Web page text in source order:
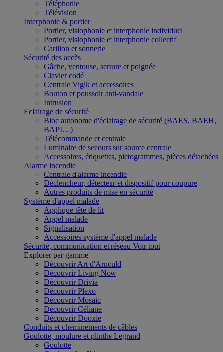
Téléphonie
Télévision
Interphonie & portier
Portier, visiophonie et interphonie individuel
Portier, visiophonie et interphonie collectif
Carillon et sonnerie
Sécurité des accès
Gâche, ventouse, serrure et poignée
Clavier codé
Centrale Vigik et accessoires
Bouton et poussoir anti-vandale
Intrusion
Eclairage de sécurité
Bloc autonome d'éclairage de sécurité (BAES, BAEH,
BAPI…)
Télécommande et centrale
Luminaire de secours sur source centrale
Accessoires, étiquettes, pictogrammes, pièces détachées
Alarme incendie
Centrale d'alarme incendie
Déclencheur, détecteur et dispositif pour coupure
Autres produits de mise en sécurité
Système d'appel malade
Applique tête de lit
Appel malade
Signalisation
Accessoires système d'appel malade
Sécurité, communication et réseau Voir tout
Explorer par gamme
Découvrir Art d'Arnould
Découvrir Living Now
Découvrir Drivia
Découvrir Plexo
Découvrir Mosaic
Découvrir Céliane
Découvrir Dooxie
Conduits et cheminements de câbles
Goulotte, moulure et plinthe Legrand
Goulotte